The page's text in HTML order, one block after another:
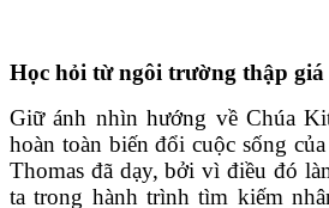
Học hỏi từ ngôi trường thập giá
Giữ ánh nhìn hướng về Chúa
hoàn toàn biến đổi cuộc sống
Thomas đã dạy, bởi vì điều đó
ta trong hành trình tìm kiếm